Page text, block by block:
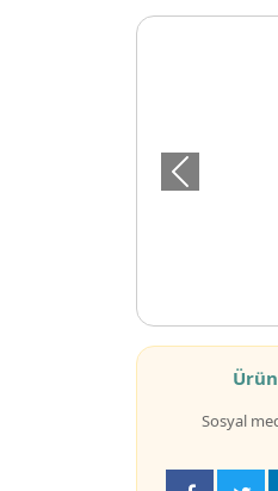
Önceki
Sosyal